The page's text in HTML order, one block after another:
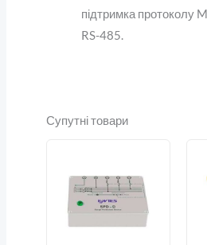
підтримка протоколу
RS-485.
Супутні товари